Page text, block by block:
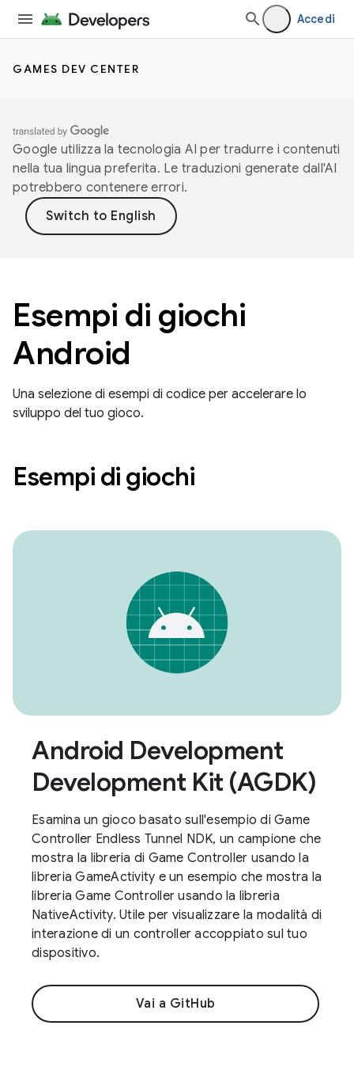
Accedi
GAMES DEV CENTER
Google utilizza la tecnologia AI per tradurre i contenuti
nella tua lingua preferita. Le traduzioni generate dall'AI
potrebbero contenere errori.
Esempi di giochi
Android
Una selezione di esempi di codice per accelerare lo
sviluppo del tuo gioco.
Esempi di giochi
Android Development
Development Kit (AGDK)
Esamina un gioco basato sull'esempio di Game
Controller Endless Tunnel NDK, un campione che
mostra la libreria di Game Controller usando la
libreria GameActivity e un esempio che mostra la
libreria Game Controller usando la libreria
NativeActivity. Utile per visualizzare la modalità di
interazione di un controller accoppiato sul tuo
dispositivo.
Vai a GitHub